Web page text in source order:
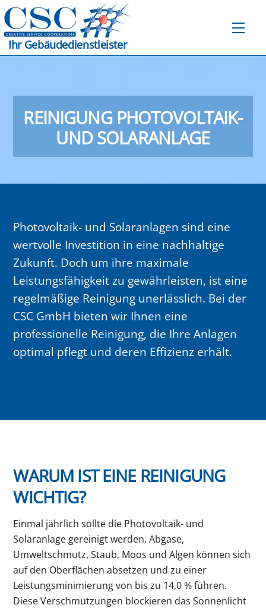
Skip
to
content
Ihr Gebäudedienstleister
REINIGUNG PHOTOVOLTAIK-
UND SOLARANLAGE
Photovoltaik- und Solaranlagen sind eine
wertvolle Investition in eine nachhaltige
Zukunft. Doch um ihre maximale
Leistungsfähigkeit zu gewährleisten, ist eine
regelmäßige Reinigung unerlässlich. Bei der
CSC GmbH bieten wir Ihnen eine
professionelle Reinigung, die Ihre Anlagen
optimal pflegt und deren Effizienz erhält.
WARUM IST EINE REINIGUNG
WICHTIG?
Einmal jährlich sollte die Photovoltaik- und
Solaranlage gereinigt werden. Abgase,
Umweltschmutz, Staub, Moos und Algen können sich
auf den Oberflächen absetzen und zu einer
Leistungsminimierung von bis zu 14,0 % führen.
Diese Verschmutzungen blockieren das Sonnenlicht